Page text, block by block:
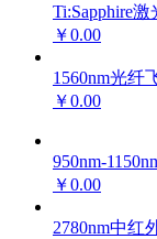
Ti:Sapphire
￥0.00
1560nm光纤
￥0.00
950nm-
￥0.00
2780nm中红